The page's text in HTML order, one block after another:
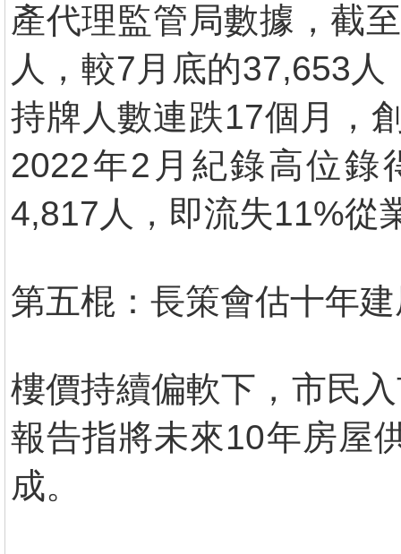
產代理監管局數據，截
人，較7月底的37,653
持牌人數連跌17個月，
2022年2月紀錄高位錄
4,817人，即流失11%從
第五棍：長策會估十年
樓價持續偏軟下，市民
報告指將未來10年房屋
成。